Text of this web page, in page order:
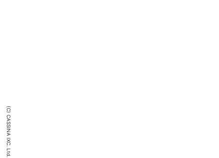
(C) CASSINA IXC. Ltd.